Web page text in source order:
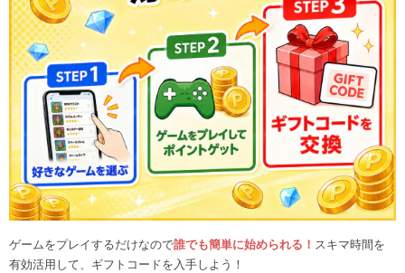
ゲームをプレイするだけなので誰でも簡単に始められる！ スキマ時間を
有効活用して、ギフトコードを入手しよう！